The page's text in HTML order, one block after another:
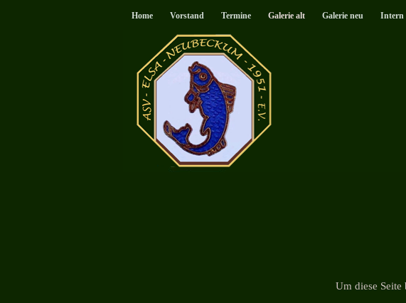
Home Vorstand Termine Galerie alt Galerie neu Intern
Um diese